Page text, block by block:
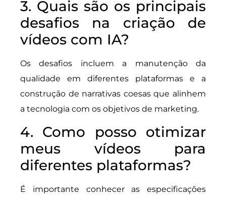
3. Quais são os principais
desafios na criação de
vídeos com IA?
Os desafios incluem a manutenção da
qualidade em diferentes plataformas e a
construção de narrativas coesas que alinhem
a tecnologia com os objetivos de marketing.
4. Como posso otimizar
meus vídeos para
diferentes plataformas?
É importante conhecer as especificações